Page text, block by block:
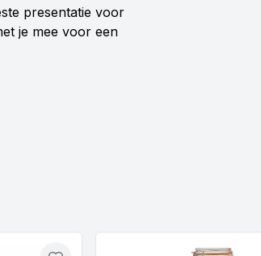
presentatie voor
je mee voor een